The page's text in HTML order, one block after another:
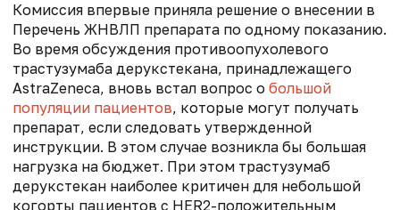
Комиссия впервые приняла решение о внесении в
Перечень ЖНВЛП препарата по одному показанию.
Во время обсуждения противоопухолевого
трастузумаба дерукстекана, принадлежащего
AstraZeneca, вновь встал вопрос о большой
популяции пациентов, которые могут получать
препарат, если следовать утвержденной
инструкции. В этом случае возникла бы большая
нагрузка на бюджет. При этом трастузумаб
дерукстекан наиболее критичен для небольшой
когорты пациентов с HER2-положительным